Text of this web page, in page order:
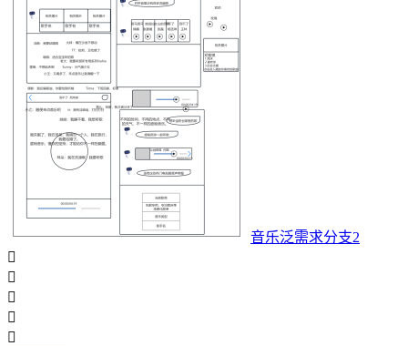
音乐泛需求分支2




